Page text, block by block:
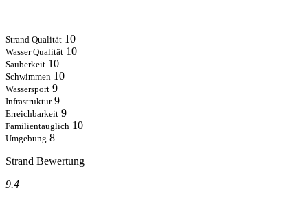
Strand Qualität 10
Wasser Qualität 10
Sauberkeit 10
Schwimmen 10
Wassersport 9
Infrastruktur 9
Erreichbarkeit 9
Familientauglich 10
Umgebung 8
Strand Bewertung
9.4